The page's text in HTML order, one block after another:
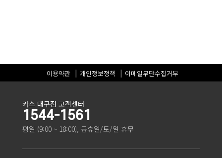
이용약관 개인정보정책 이메일무단수집거부
카스 대구점 고객센터
1544-1561
평일 (9:00 ~ 18:00), 공휴일/토/일 휴무